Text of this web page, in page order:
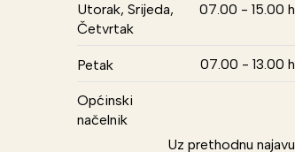
Utorak, Srijeda,
Četvrtak
07.00 - 15.00 h
Petak 07.00 - 13.00 h
Općinski
načelnik
Uz prethodnu najavu